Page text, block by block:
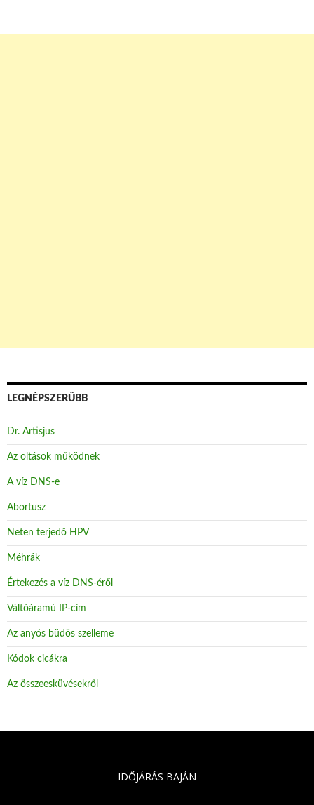
LEGNÉPSZERŰBB
Dr. Artisjus
Az oltások működnek
A víz DNS-e
Abortusz
Neten terjedő HPV
Méhrák
Értekezés a víz DNS-éről
Váltóáramú IP-cím
Az anyós büdös szelleme
Kódok cicákra
Az összeesküvésekről
IDŐJÁRÁS BAJÁN